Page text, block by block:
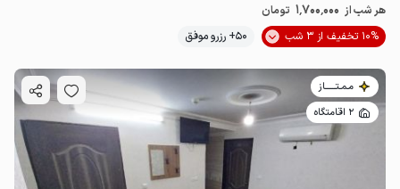
هر شب از 1٬700٬000 تومان
10% تخفیف از 3 شب
50+ رزرو موفق
مـمـتــــــاز
2 اقامتگاه